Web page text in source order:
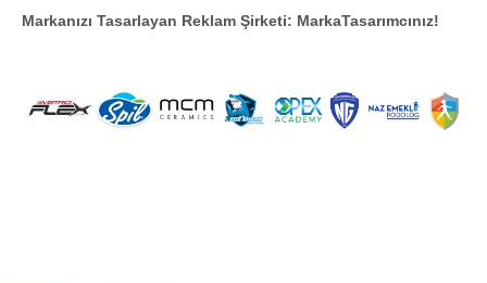
Markanızı Tasarlayan Reklam Şirketi: MarkaTasarımcınız!